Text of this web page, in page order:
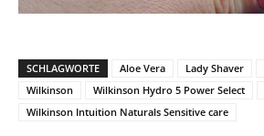
SCHLAGWORTE Aloe Vera Lady Shaver
Wilkinson
Wilkinson Hydro 5 Power Select
Wilkinson Intuition Naturals Sensitive care